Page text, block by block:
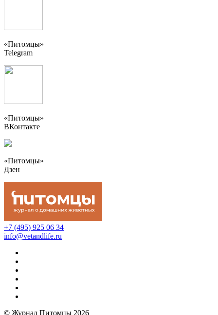
«Питомцы»
Telegram
«Питомцы»
ВКонтакте
«Питомцы»
Дзен
+7 (495) 925 06 34
info@vetandlife.ru
© Журнал Питомцы 2026